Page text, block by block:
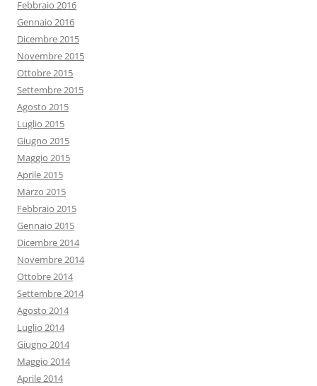
Febbraio 2016
Gennaio 2016
Dicembre 2015
Novembre 2015
Ottobre 2015
Settembre 2015
Agosto 2015
Luglio 2015
Giugno 2015
Maggio 2015
Aprile 2015
Marzo 2015
Febbraio 2015
Gennaio 2015
Dicembre 2014
Novembre 2014
Ottobre 2014
Settembre 2014
Agosto 2014
Luglio 2014
Giugno 2014
Maggio 2014
Aprile 2014